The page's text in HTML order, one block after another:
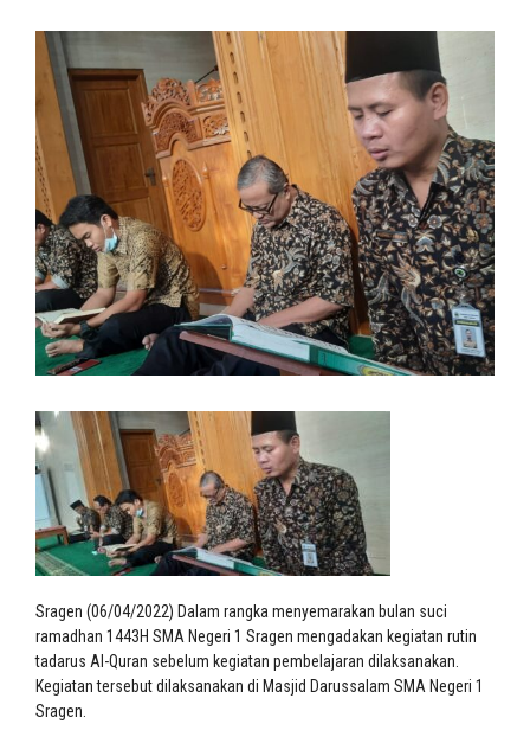
Sragen (06/04/2022) Dalam rangka menyemarakan bulan suci
ramadhan 1443H SMA Negeri 1 Sragen mengadakan kegiatan rutin
tadarus Al-Quran sebelum kegiatan pembelajaran dilaksanakan.
Kegiatan tersebut dilaksanakan di Masjid Darussalam SMA Negeri 1
Sragen.